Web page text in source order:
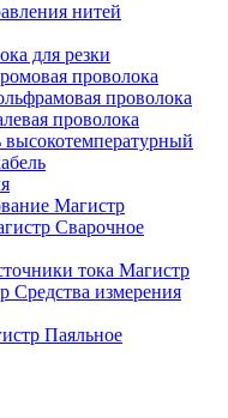
нитей
для резки
проволока
проволока
проволока
высокотемпературный
Магистр
Сварочное
тока Магистр
Средства измерения
Паяльное